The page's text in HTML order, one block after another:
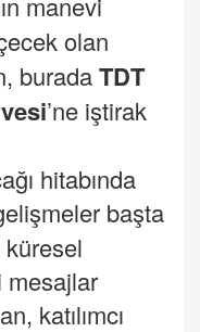
olan
buradaTDT
’ne iştirak
hitabında
başta
mesajlar
katılımcı